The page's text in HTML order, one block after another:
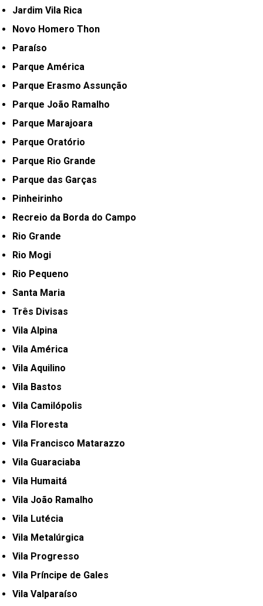
Jardim Vila Rica
Novo Homero Thon
Paraíso
Parque América
Parque Erasmo Assunção
Parque João Ramalho
Parque Marajoara
Parque Oratório
Parque Rio Grande
Parque das Garças
Pinheirinho
Recreio da Borda do Campo
Rio Grande
Rio Mogi
Rio Pequeno
Santa Maria
Três Divisas
Vila Alpina
Vila América
Vila Aquilino
Vila Bastos
Vila Camilópolis
Vila Floresta
Vila Francisco Matarazzo
Vila Guaraciaba
Vila Humaitá
Vila João Ramalho
Vila Lutécia
Vila Metalúrgica
Vila Progresso
Vila Príncipe de Gales
Vila Valparaíso